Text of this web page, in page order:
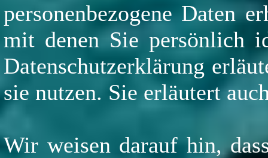
personenbezogene Daten
mit denen Sie persönlich
Datenschutzerklärung
sie nutzen. Sie erläutert
Wir weisen darauf hin,